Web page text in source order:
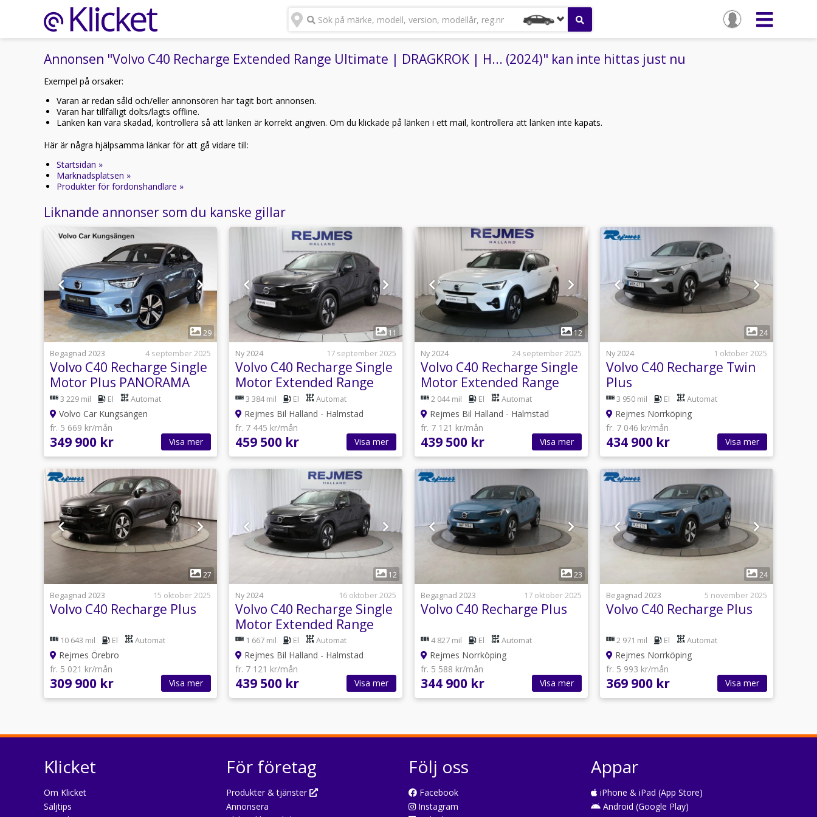
Sök på märke, modell, version, modellår, reg.nr
Annonsen "Volvo C40 Recharge Extended Range Ultimate | DRAGKROK | H... (2024)" kan inte hittas just nu
Exempel på orsaker:
Varan är redan såld och/eller annonsören har tagit bort annonsen.
Varan har tillfälligt dolts/lagts offline.
Länken kan vara skadad, kontrollera så att länken är korrekt angiven. Om du klickade på länken i ett mail, kontrollera att länken inte kapats.
Här är några hjälpsamma länkar för att gå vidare till:
Startsidan »
Marknadsplatsen »
Produkter för fordonshandlare »
Liknande annonser som du kanske gillar
1
29
Begagnad 2023
4 september 2025
Volvo C40 Recharge Single
Motor Plus PANORAMA
(SELEKT)
3 229 mil El Automat
Volvo Car Kungsängen
fr. 5 669 kr/mån
349 900 kr Visa mer
1
11
Ny 2024
17 september 2025
Volvo C40 Recharge Single
Motor Extended Range
Plus
3 384 mil El Automat
Rejmes Bil Halland - Halmstad
fr. 7 445 kr/mån
459 500 kr Visa mer
1
12
Ny 2024
24 september 2025
Volvo C40 Recharge Single
Motor Extended Range
Plus
2 044 mil El Automat
Rejmes Bil Halland - Halmstad
fr. 7 121 kr/mån
439 500 kr Visa mer
24
Ny 2024
1 oktober 2025
Volvo C40 Recharge Twin
Plus
3 950 mil El Automat
Rejmes Norrköping
fr. 7 046 kr/mån
434 900 kr Visa mer
27
Begagnad 2023
15 oktober 2025
Volvo C40 Recharge Plus
10 643 mil El Automat
Rejmes Örebro
fr. 5 021 kr/mån
309 900 kr Visa mer
12
Ny 2024
16 oktober 2025
Volvo C40 Recharge Single
Motor Extended Range
Plus
1 667 mil El Automat
Rejmes Bil Halland - Halmstad
fr. 7 121 kr/mån
439 500 kr Visa mer
23
Begagnad 2023
17 oktober 2025
Volvo C40 Recharge Plus
4 827 mil El Automat
Rejmes Norrköping
fr. 5 588 kr/mån
344 900 kr Visa mer
24
Begagnad 2023
5 november 2025
Volvo C40 Recharge Plus
2 971 mil El Automat
Rejmes Norrköping
fr. 5 993 kr/mån
369 900 kr Visa mer
Klicket
Om Klicket
Säljtips
För företag
Produkter & tjänster
Annonsera
Följ oss
Facebook
Instagram
Appar
iPhone & iPad (App Store)
Android (Google Play)